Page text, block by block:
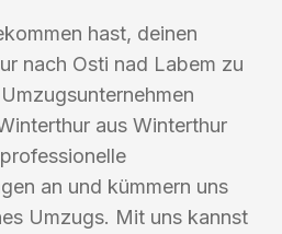
hast, deinen
nach Osti nad Labem zu
aus Winterthur
an und kümmern uns
Umzugs. Mit uns kannst